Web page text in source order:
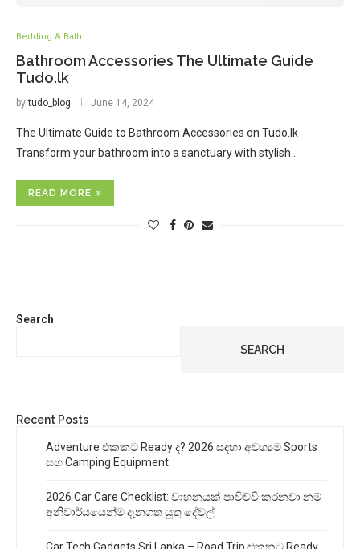
Bedding & Bath
Bathroom Accessories The Ultimate Guide
Tudo.lk
bytudo_blog June 14, 2024
The Ultimate Guide to Bathroom Accessories on Tudo.lk
Transform your bathroom into a sanctuary with stylish…
READ MORE
Search
SEARCH
Recent Posts
Adventure එකකට Ready ද? 2026 සඳහා අවශ්‍යම Sports
සහ Camping Equipment
2026 Car Care Checklist: වාහනයක් පාවිච්චි කරනවා නම්
අනිවාර්යයෙන්ම දැනගත යුතු දේවල්